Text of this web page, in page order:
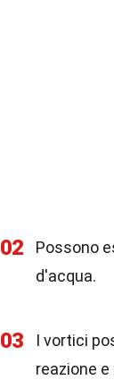
02
Possono
d'acqua.
03
I vortici
reazione